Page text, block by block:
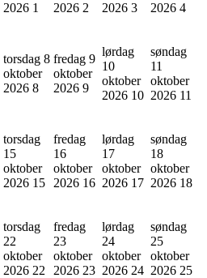
2026 1
2026 2
2026 3
2026 4
torsdag 8
oktober
2026 8
fredag 9
oktober
2026 9
lørdag
10
oktober
2026 10
søndag
11
oktober
2026 11
torsdag
15
oktober
2026 15
fredag
16
oktober
2026 16
lørdag
17
oktober
2026 17
søndag
18
oktober
2026 18
torsdag
22
oktober
2026 22
fredag
23
oktober
2026 23
lørdag
24
oktober
2026 24
søndag
25
oktober
2026 25